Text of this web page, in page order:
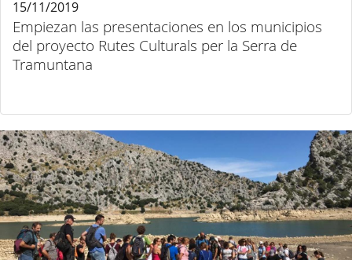
Empiezan las presentaciones en los municipios
del proyecto Rutes Culturals per la Serra de
Tramuntana
15/11/2019